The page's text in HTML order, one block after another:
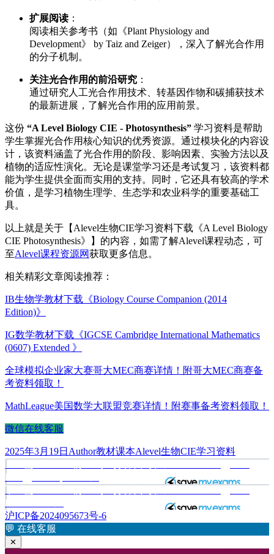
扩展阅读 ：
阅读相关参考书（如《Plant Physiology and
Development》 by Taiz and Zeiger），深入了解光合作用
的分子机制。
关注光合作用的前沿研究 ：
通过研究人工光合作用技术、转基因作物和碳捕获技术
的最新进展，了解光合作用的应用前景。
这份 “A Level Biology CIE - Photosynthesis” 学习资料是帮助
学生掌握光合作用核心知识的优秀资源。通过模块化的内容设
计，该资料涵盖了光合作用的阶段、影响因素、实验方法以及
植物的适应性演化。无论是课堂学习还是考试复习，该资料都
能为学生提供全面而实用的支持。同时，它还具有较高的学术
价值，是学习植物生理学、生态学和农业科学的重要基础工
具。
以上就是关于【Alevel生物CIE学习资料下载《A Level Biology
CIE Photosynthesis》】的内容，如需了解Alevel课程动态，可
至Alevel课程资源网获取更多信息。
相关精彩文章阅读推荐：
IB生物学教材下载《Biology Course Companion (2014
Edition)》
IG数学教材下载《IGCSE Cambridge International Mathematics
(0607) Extended 》
全球模拟企业家大赛哥大MEC商赛详情！附哥大MEC商赛备
考资料领取！
MathLeague美国数学大联盟竞赛详情！附赛事备考资料领取！
微信在线客服
发
于
2025年3月19日 作
Author分
教材课本标
Alevel生物CIE学习资料
文
章
导
航
Energy & Respiration》
下一篇
文
章：
Homeostasis》
沪ICP备2024095673号-6
💬 在线客服
✕